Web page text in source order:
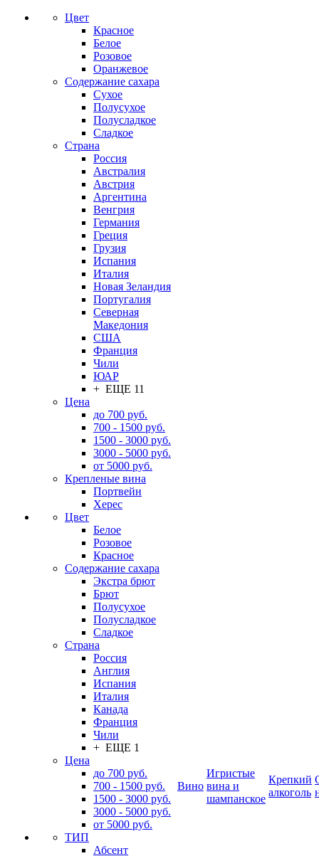
Цвет
Красное
Белое
Розовое
Оранжевое
Содержание сахара
Сухое
Полусухое
Полусладкое
Сладкое
Страна
Россия
Австралия
Австрия
Аргентина
Венгрия
Германия
Греция
Грузия
Испания
Италия
Новая Зеландия
Португалия
Северная
Македония
США
Франция
Чили
ЮАР
+ ЕЩЕ 11
Цена
до 700 руб.
700 - 1500 руб.
1500 - 3000 руб.
3000 - 5000 руб.
от 5000 руб.
Крепленые вина
Портвейн
Херес
Цвет
Белое
Розовое
Красное
Содержание сахара
Экстра брют
Брют
Полусухое
Полусладкое
Сладкое
Страна
Россия
Англия
Испания
Италия
Канада
Франция
Чили
+ ЕЩЕ 1
Цена
до 700 руб.
700 - 1500 руб.
1500 - 3000 руб.
3000 - 5000 руб.
от 5000 руб.
ТИП
Абсент
Вино
Игристые
вина и
шампанское
Крепкий
алкоголь